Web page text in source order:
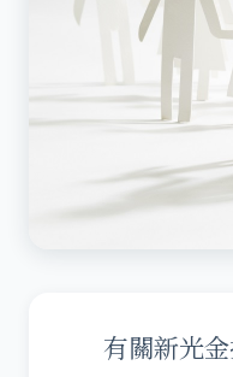
有關新光金